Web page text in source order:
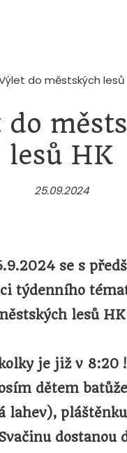
do městských lesů
do
lesů HK
25.09.2024
se s
týdenního
lesů HK
je již v 8:20
dětem
lahev),
dostanou